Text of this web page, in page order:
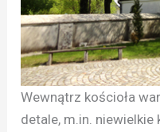
Wewnątrz kościoła
detale, m.in.